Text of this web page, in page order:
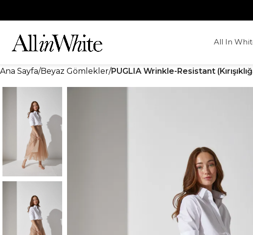
All In
Ana Sayfa Beyaz Gömlekler PUGLIA Wrinkle-Resistant